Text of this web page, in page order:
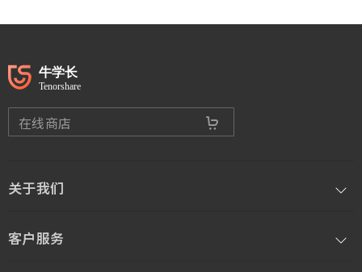
在线商店
关于我们
客户服务